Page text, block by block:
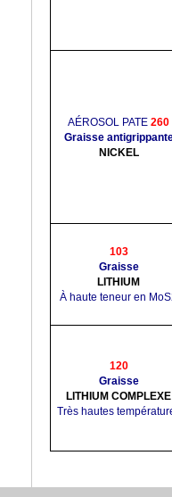
AÉROSOL PATE 260
Graisse
NICKEL
103
Graisse
LITHIUM
À haute teneur en
120
Graisse
LITHIUM COMPLEXE
Très hautes